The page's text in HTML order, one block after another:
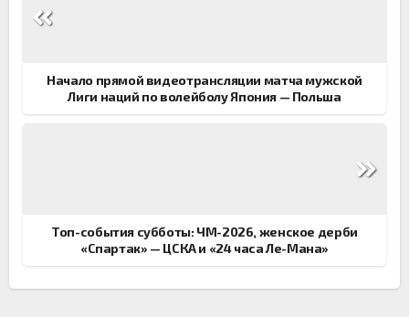
по
Начало прямой видеотрансляции матча мужской
Лиги наций по волейболу Япония — Польша
Топ-события субботы: ЧМ-2026, женское дерби
«Спартак» — ЦСКА и «24 часа Ле-Мана»